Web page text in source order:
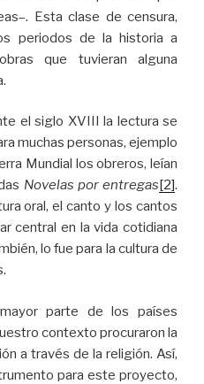
Esta clase de censura,
periodos de la historia a
que tuvieran alguna
el siglo XVIII la lectura se
muchas personas, ejemplo
Mundial los obreros, leían
Novelas por entregas[2].
oral, el canto y los cantos
central en la vida cotidiana
lo fue para la cultura de
parte de los países
contexto procuraron la
a través de la religión. Así,
para este proyecto,